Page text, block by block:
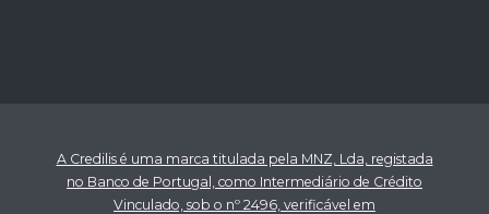
A Credilis é uma marca titulada pela MNZ, Lda, registada
no Banco de Portugal, como Intermediário de Crédito
Vinculado, sob o nº 2496, verificável em